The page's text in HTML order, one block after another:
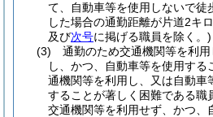
て、自動車等を使用しないで徒
した場合の通勤距離が片道2キ
及び次号に掲げる職員を除く。)
(3)
通勤のため交通機関等を利
し、かつ、自動車等を使用する
通機関等を利用し、又は自動車
することが著しく困難である職
交通機関等を利用せず、かつ、